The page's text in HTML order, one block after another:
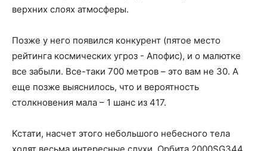
верхних слоях атмосферы.
Позже у него появился конкурент (пятое место
рейтинга космических угроз - Апофис), и о малютке
все забыли. Все-таки 700 метров – это вам не 30. А
еще позже выяснилось, что и вероятность
столкновения мала – 1 шанс из 417.
Кстати, насчет этого небольшого небесного тела
ходят весьма интересные слухи. Орбита 2000SG344